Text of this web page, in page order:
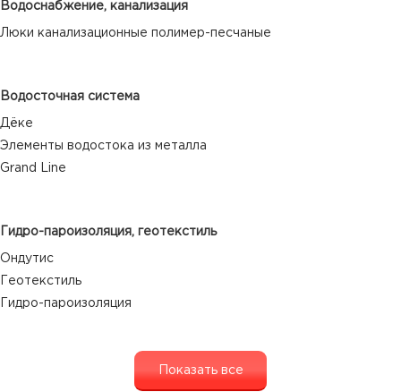
Водоснабжение, канализация
Люки канализационные полимер-песчаные
Водосточная система
Дёке
Элементы водостока из металла
Grand Line
Гидро-пароизоляция, геотекстиль
Ондутис
Геотекстиль
Гидро-пароизоляция
Показать все